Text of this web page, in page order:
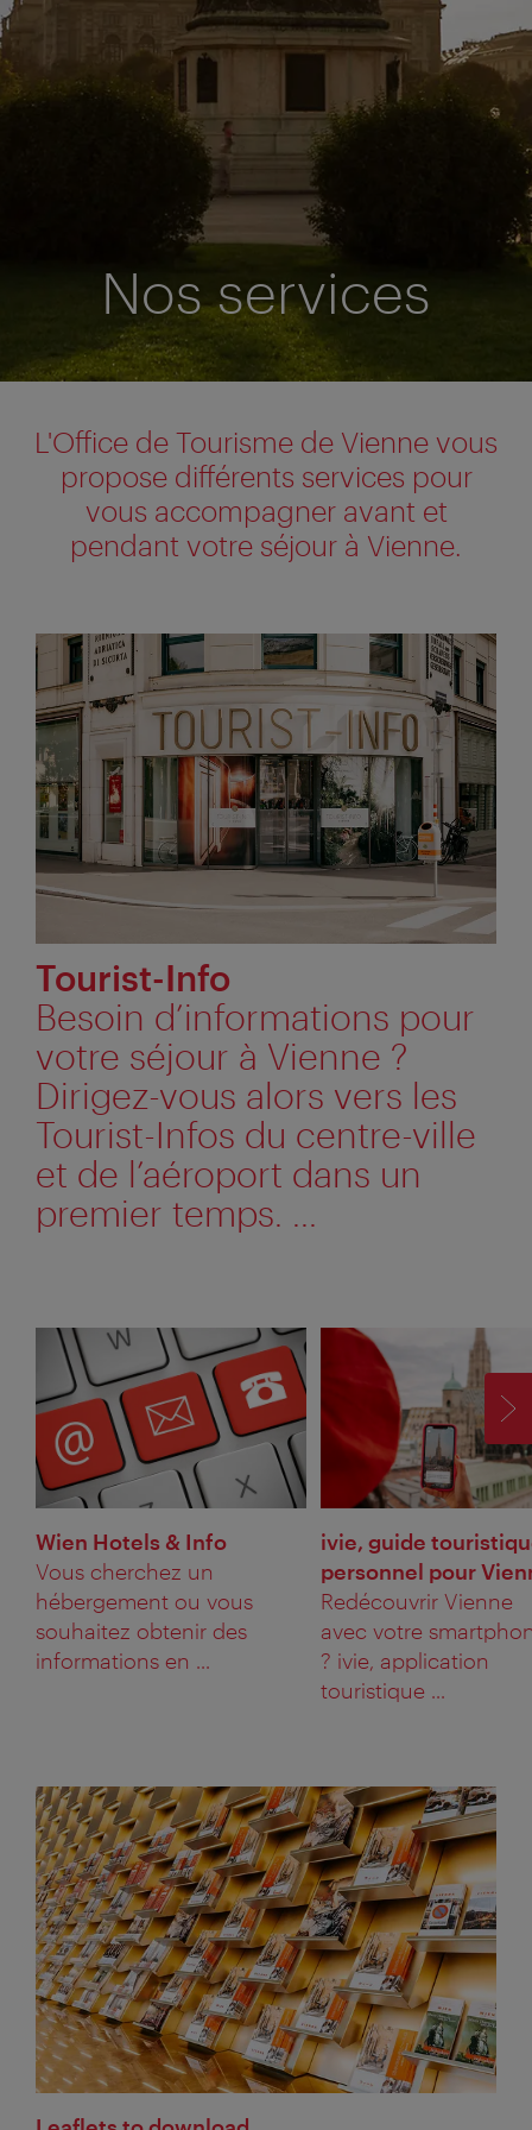
Nos services
L'Office de Tourisme de Vienne vous
propose différents services pour
vous accompagner avant et
pendant votre séjour à Vienne.
Tourist-Info
Besoin d’informations pour
votre séjour à Vienne ?
Dirigez-vous alors vers les
Tourist-Infos du centre-ville
et de l’aéroport dans un
premier temps. ...
Wien Hotels & Info
Vous cherchez un
hébergement ou vous
souhaitez obtenir des
informations en ...
ivie, guide
personnel pour
Redécouvrir Vienne
avec votre
? ivie, application
touristique ...